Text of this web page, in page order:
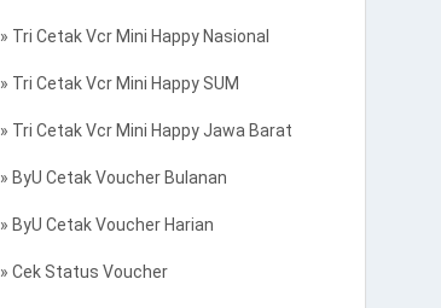
» Tri Cetak Vcr Mini Happy Nasional
» Tri Cetak Vcr Mini Happy SUM
» Tri Cetak Vcr Mini Happy Jawa Barat
» ByU Cetak Voucher Bulanan
» ByU Cetak Voucher Harian
» Cek Status Voucher